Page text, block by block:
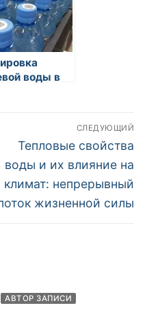
воды в
СЛЕДУЮЩИЙ
Следующая
запись:
Тепловые свойства
воды и их влияние на
климат: непрерывный
жизненной силы
АВТОР ЗАПИСИ